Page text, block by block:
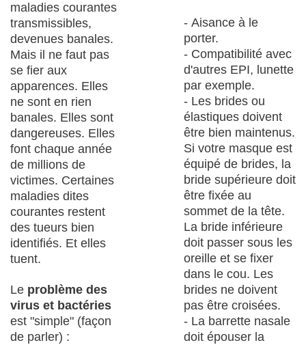
maladies courantes
transmissibles,
devenues banales.
Mais il ne faut pas
se fier aux
apparences. Elles
ne sont en rien
banales. Elles sont
dangereuses. Elles
font chaque année
de millions de
victimes. Certaines
maladies dites
courantes restent
des tueurs bien
identifiés. Et elles
tuent.
Le problème des
virus et bactéries
est "simple" (façon
de parler) :
- Aisance à le
porter.
- Compatibilité avec
d'autres EPI, lunette
par exemple.
- Les brides ou
élastiques doivent
être bien maintenus.
Si votre masque est
équipé de brides, la
bride supérieure doit
être fixée au
sommet de la tête.
La bride inférieure
doit passer sous les
oreille et se fixer
dans le cou. Les
brides ne doivent
pas être croisées.
- La barrette nasale
doit épouser la